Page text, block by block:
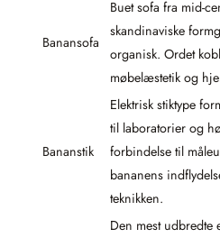
Banansofa
Buet sofa fra mid-
skandinaviske
organisk. Ordet
møbelæstetik og
Bananstik
Elektrisk stiktype
til laboratorier og
forbindelse til
bananens
teknikken.
Den mest udbredte